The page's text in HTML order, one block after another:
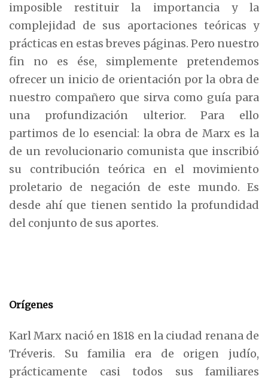
imposible restituir la importancia y la
complejidad de sus aportaciones teóricas y
prácticas en estas breves páginas. Pero nuestro
fin no es ése, simplemente pretendemos
ofrecer un inicio de orientación por la obra de
nuestro compañero que sirva como guía para
una profundización ulterior. Para ello
partimos de lo esencial: la obra de Marx es la
de un revolucionario comunista que inscribió
su contribución teórica en el movimiento
proletario de negación de este mundo. Es
desde ahí que tienen sentido la profundidad
del conjunto de sus aportes.
Orígenes
Karl Marx nació en 1818 en la ciudad renana de
Tréveris. Su familia era de origen judío,
prácticamente casi todos sus familiares